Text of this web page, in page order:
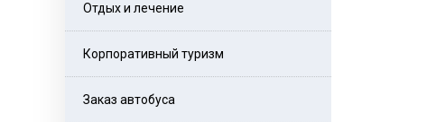
Отдых и лечение
Корпоративный туризм
Заказ автобуса